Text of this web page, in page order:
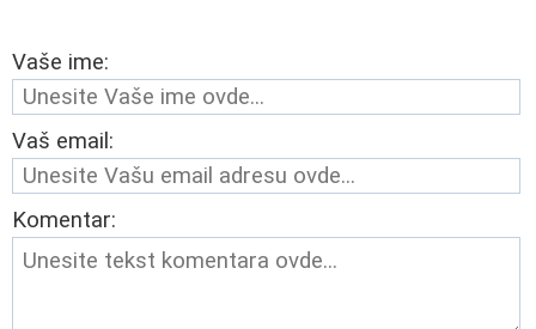
Vaše ime:
Vaš email:
Komentar: